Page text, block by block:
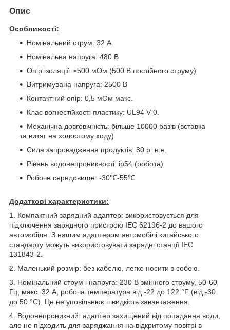
Опис
Особливості:
Номінальний струм: 32 А
Номінальна напруга: 480 В
Опір ізоляції: ≥500 мОм (500 В постійного струму)
Витримувана напруга: 2500 В
Контактний опір: 0,5 мОм макс.
Клас вогнестійкості пластику: UL94 V-0.
Механічна довговічність: більше 10000 разів (вставка
та витяг на холостому ходу)
Сила запровадження продуктів: 80 р. н.е.
Рівень водонепроникності: ip54 (робота)
Робоче середовище: -30℃-55℃
Додаткові характеристики:
1. Компактний зарядний адаптер: використовується для
підключення зарядного пристрою IEC 62196-2 до вашого
автомобіля. З нашим адаптером автомобілі китайського
стандарту можуть використовувати зарядні станції IEC
131843-2.
2. Маленький розмір: без кабелю, легко носити з собою.
3. Номінальний струм і напруга: 230 В змінного струму, 50-60
Гц, макс. 32 А, робоча температура від -22 до 122 °F (від -30
до 50 °C). Це не уповільнює швидкість завантаження.
4. Водонепроникний: адаптер захищений від попадання води,
але не підходить для заряджання на відкритому повітрі в